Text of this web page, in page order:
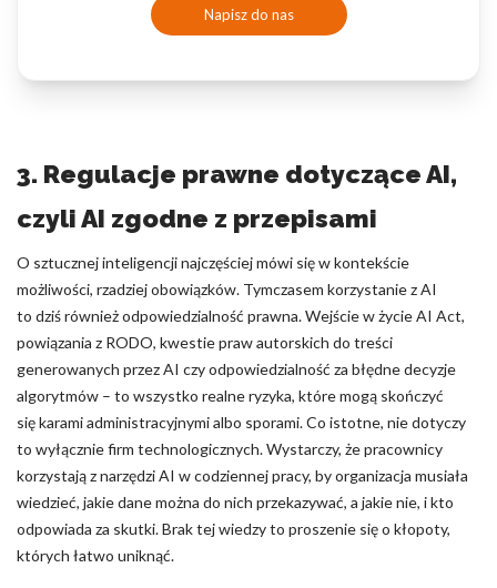
Napisz do nas
3. Regulacje prawne dotyczące AI,
czyli AI zgodne z przepisami
O sztucznej inteligencji najczęściej mówi się w kontekście
możliwości, rzadziej obowiązków. Tymczasem korzystanie z AI
to dziś również odpowiedzialność prawna. Wejście w życie AI Act,
powiązania z RODO, kwestie praw autorskich do treści
generowanych przez AI czy odpowiedzialność za błędne decyzje
algorytmów – to wszystko realne ryzyka, które mogą skończyć
się karami administracyjnymi albo sporami. Co istotne, nie dotyczy
to wyłącznie firm technologicznych. Wystarczy, że pracownicy
korzystają z narzędzi AI w codziennej pracy, by organizacja musiała
wiedzieć, jakie dane można do nich przekazywać, a jakie nie, i kto
odpowiada za skutki. Brak tej wiedzy to proszenie się o kłopoty,
których łatwo uniknąć.